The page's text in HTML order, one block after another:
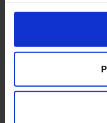
Siamo attivi nel
industriale con i
nel settore d...